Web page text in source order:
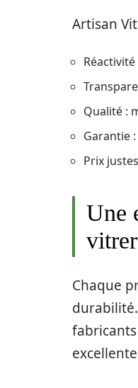
Artisan
Qualité :
Garantie
Prix
Une
Chaque